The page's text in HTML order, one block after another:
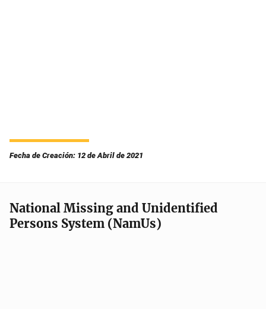
Fecha de Creación: 12 de Abril de 2021
National Missing and Unidentified
Persons System (NamUs)